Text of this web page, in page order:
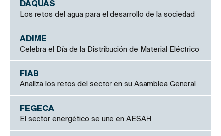
DAQUAS
Los retos del agua para el desarrollo de la sociedad
ADIME
Celebra el Día de la Distribución de Material Eléctrico
FIAB
Analiza los retos del sector en su Asamblea General
FEGECA
El sector energético se une en AESAH